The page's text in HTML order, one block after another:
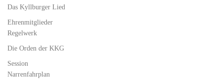
Das Kyllburger Lied
Ehrenmitglieder
Regelwerk
Die Orden der KKG
Session
Narrenfahrplan